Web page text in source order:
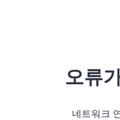
오류
네트워크